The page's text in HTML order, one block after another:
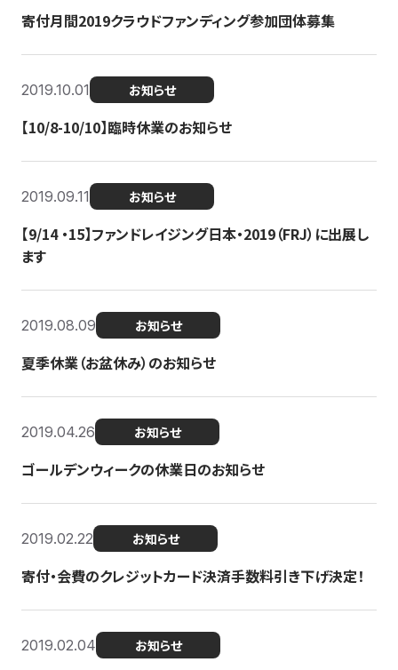
寄付月間2019クラウドファンディング参加団体募集
2019.10.01 お知らせ
【10/8-10/10】臨時休業のお知らせ
2019.09.11 お知らせ
【9/14 ・15】ファンドレイジング日本・2019（FRJ）に出展し
ます
2019.08.09 お知らせ
夏季休業（お盆休み）のお知らせ
2019.04.26 お知らせ
ゴールデンウィークの休業日のお知らせ
2019.02.22 お知らせ
寄付・会費のクレジットカード決済手数料引き下げ決定！
2019.02.04 お知らせ